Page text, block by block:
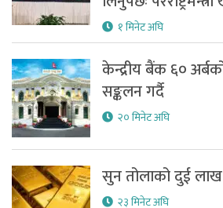
१ मिनेट अघि
केन्द्रीय बैंक ६०
सङ्कलन गर्दै
२० मिनेट अघि
सुन तोलाको दुई
२३ मिनेट अघि